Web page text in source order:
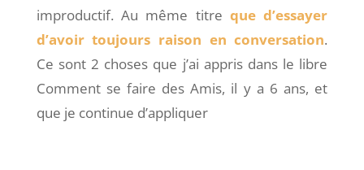
improductif. Au même titre que d’essayer
d’avoir toujours raison en conversation.
Ce sont 2 choses que j’ai appris dans le libre
Comment se faire des Amis, il y a 6 ans, et
que je continue d’appliquer